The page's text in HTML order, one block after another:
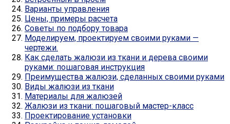
Варианты управления
Цены, примеры расчета
Советы по подбору товара
Моделируем, проектируем своими руками —
чертежи.
Как сделать жалюзи из ткани и дерева своими
руками: пошаговая инструкция
Преимущества жалюзи, сделанных своими руками
Виды жалюзи из ткани
Материалы для жалюзей
Жалюзи из ткани: пошаговый мастер-класс
Проектирование установки